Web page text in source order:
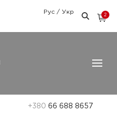
Рус / Укр
2
+380 66 688 8657